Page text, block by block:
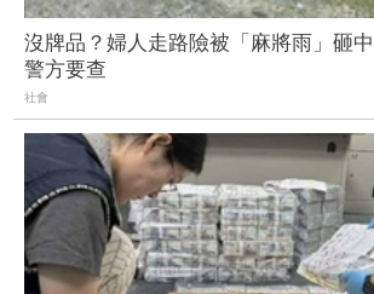
沒牌品？婦人走路險被「麻將雨」砸
警方要查
社會